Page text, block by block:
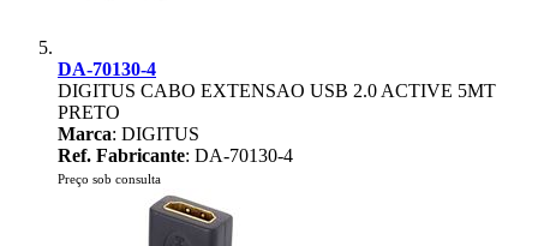
DA-70130-4
DIGITUS CABO EXTENSAO USB 2.0 ACTIVE 5MT
PRETO
Marca: DIGITUS
Ref. Fabricante: DA-70130-4
Preço sob consulta